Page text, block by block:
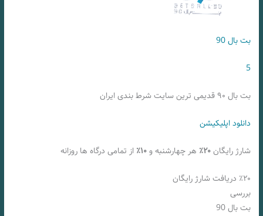
بت بال 90
5
بت بال ۹۰ قدیمی ترین سایت شرط بندی ایران
دانلود اپلیکیشن
شارژ رایگان۲۰٪ هر چهارشنبه و۱۰٪ از تمامی درگاه ها روزانه
٪۲۰ دریافت شارژ رایگان
بررسی
بت بال 90